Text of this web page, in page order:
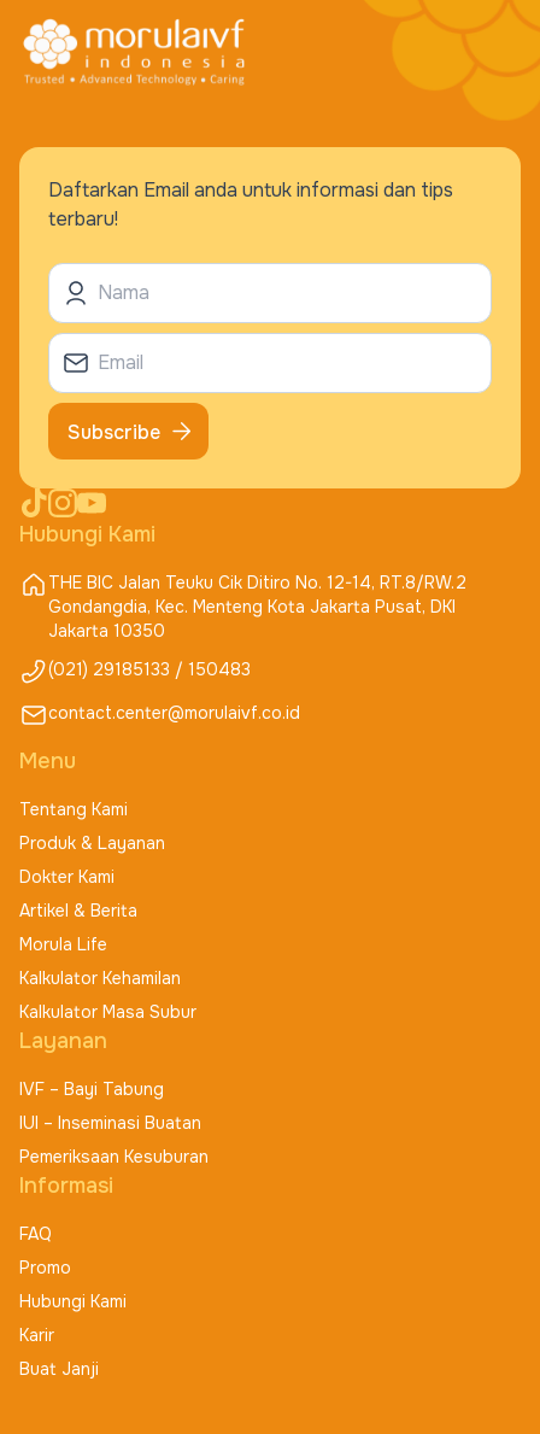
Hubungi Kami
THE BIC Jalan Teuku Cik Ditiro No. 12-14, RT.8/RW.2
Gondangdia, Kec. Menteng Kota Jakarta Pusat, DKI
Jakarta 10350
(021) 29185133 / 150483
contact.center@morulaivf.co.id
Menu
Tentang Kami
Produk & Layanan
Dokter Kami
Artikel & Berita
Morula Life
Kalkulator Kehamilan
Kalkulator Masa Subur
Layanan
IVF – Bayi Tabung
IUI – Inseminasi Buatan
Pemeriksaan Kesuburan
Informasi
FAQ
Promo
Hubungi Kami
Karir
Buat Janji
Daftarkan Email anda untuk informasi dan tips
terbaru!
Subscribe